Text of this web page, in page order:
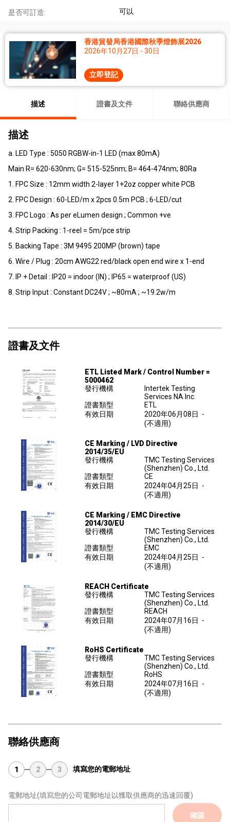
是否可訂造: 可以
香港貿發局香港國際秋季燈飾展2026
2026年10月27日 - 30日
立即登記
描述 證書及文件 聯絡供應商
描述
a. LED Type : 5050 RGBW-in-1 LED (max 80mA)
Main R= 620-630nm; G= 515-525nm; B= 464-474nm; 80Ra
1. FPC Size : 12mm width 2-layer 1+2oz copper white PCB
2. FPC Design : 60-LED/m x 2pcs 0.5m PCB ; 6-LED/cut
3. FPC Logo : As per eLumen design ; Common +ve
4. Strip Packing : 1-reel = 5m/pce strip
5. Backing Tape : 3M 9495 200MP (brown) tape
6. Wire / Plug : 20cm AWG22 red/black open end wire x 1-end
7. IP + Detail : IP20 = indoor (IN) ; IP65 = waterproof (US)
8. Strip Input : Constant DC24V ; ~80mA ; ~19.2w/m
證書及文件
ETL Listed Mark / Control Number =
5000462
發行機構
Intertek Testing
Services NA Inc.
證書類型
ETL
有效日期
2020年06月08日 -
(不適用)
CE Marking / LVD Directive
2014/35/EU
發行機構
TMC Testing Services
(Shenzhen) Co., Ltd.
證書類型
CE
有效日期
2024年04月25日 -
(不適用)
CE Marking / EMC Directive
2014/30/EU
發行機構
TMC Testing Services
(Shenzhen) Co., Ltd.
證書類型
EMC
有效日期
2024年04月25日 -
(不適用)
REACH Certificate
發行機構
TMC Testing Services
(Shenzhen) Co., Ltd.
證書類型
REACH
有效日期
2024年07月16日 -
(不適用)
RoHS Certificate
發行機構
TMC Testing Services
(Shenzhen) Co., Ltd.
證書類型
RoHS
有效日期
2024年07月16日 -
(不適用)
聯絡供應商
1 2 3 填寫您的電郵地址
電郵地址(填寫您的公司電郵地址以獲取供應商的迅速回覆)
確認